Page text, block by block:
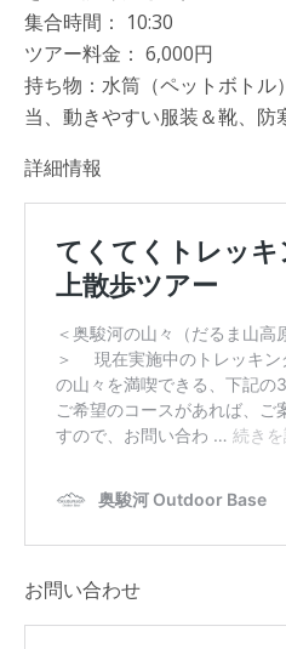
集合時間： 10:30
ツアー料金： 6,000円
持ち物：水筒（ペットボト
当、動きやすい服装＆靴、防
詳細情報
お問い合わせ